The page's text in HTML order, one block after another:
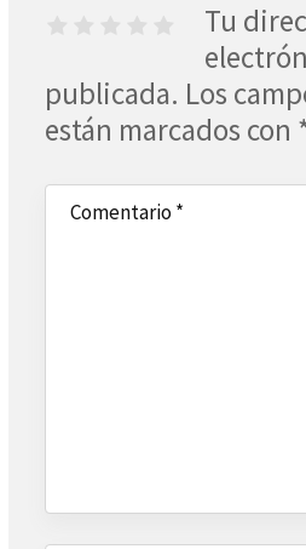
Tu
publicada. Los
están marcados con